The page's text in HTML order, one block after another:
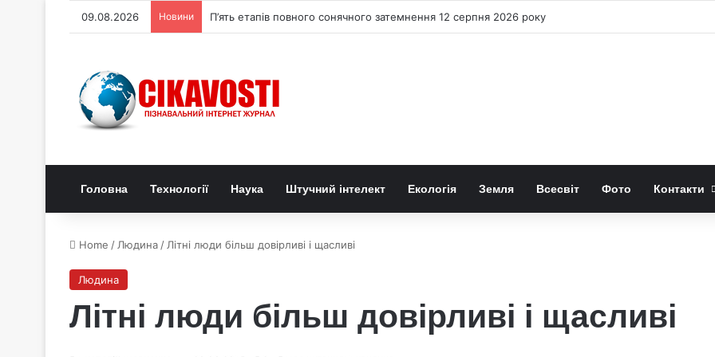
09.08.2026 Новини П’ять етапів повного сонячного затемнення 12 серпня 2026 року
Головна Технології Наука Штучний інтелект Екологія Земля Всесвіт Фото Контакти
Home / Людина / Літні люди більш довірливі і щасливі
Людина
Літні люди більш довірливі і щасливі